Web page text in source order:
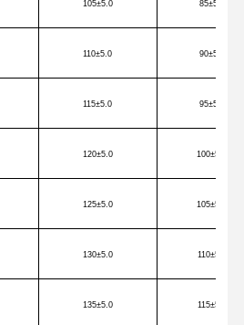
105±5.0 85±5
110±5.0 90±5
115±5.0 95±5
120±5.0 100±5
125±5.0 105±5
130±5.0 110±5
135±5.0 115±5